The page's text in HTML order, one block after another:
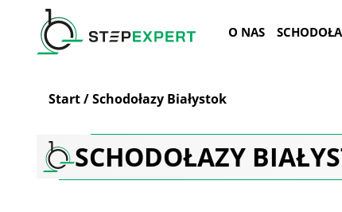
O NAS
Start/Schodołazy Białystok
SCHODOŁAZY